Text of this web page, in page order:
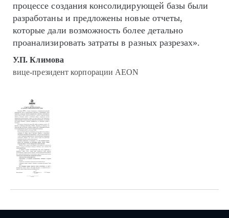
процессе создания консолидирующей базы были
разработаны и предложены новые отчеты,
которые дали возможность более детально
проанализировать затраты в разных разрезах».
У.П. Климова
вице-президент корпорации AEON